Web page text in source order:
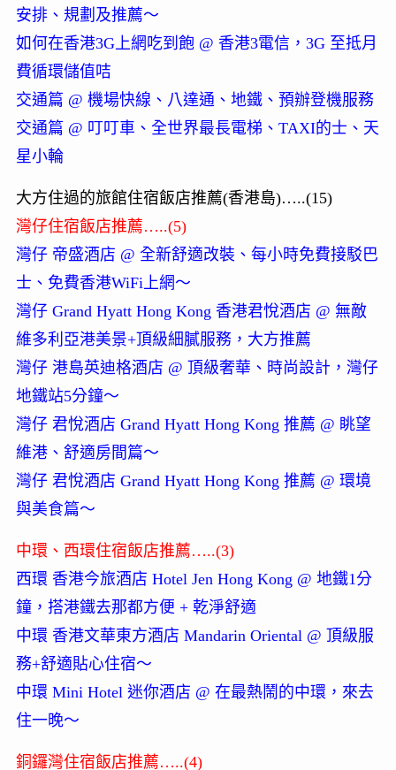
安排、規劃及推薦～
如何在香港3G上網吃到飽 @ 香港3電信，3G 至抵月
費循環儲值咭
交通篇 @ 機場快線、八達通、地鐵、預辦登機服務
交通篇 @ 叮叮車、全世界最長電梯、TAXI的士、天
星小輪
大方住過的旅館住宿飯店推薦(香港島)…..(15)
灣仔住宿飯店推薦…..(5)
灣仔 帝盛酒店 @ 全新舒適改裝、每小時免費接駁巴
士、免費香港WiFi上網～
灣仔 Grand Hyatt Hong Kong 香港君悅酒店 @ 無敵
維多利亞港美景+頂級細膩服務，大方推薦
灣仔 港島英迪格酒店 @ 頂級奢華、時尚設計，灣仔
地鐵站5分鐘～
灣仔 君悅酒店 Grand Hyatt Hong Kong 推薦 @ 眺望
維港、舒適房間篇～
灣仔 君悅酒店 Grand Hyatt Hong Kong 推薦 @ 環境
與美食篇～
中環、西環住宿飯店推薦…..(3)
西環 香港今旅酒店 Hotel Jen Hong Kong @ 地鐵1分
鐘，搭港鐵去那都方便 + 乾淨舒適
中環 香港文華東方酒店 Mandarin Oriental @ 頂級服
務+舒適貼心住宿～
中環 Mini Hotel 迷你酒店 @ 在最熱鬧的中環，來去
住一晚～
銅鑼灣住宿飯店推薦…..(4)